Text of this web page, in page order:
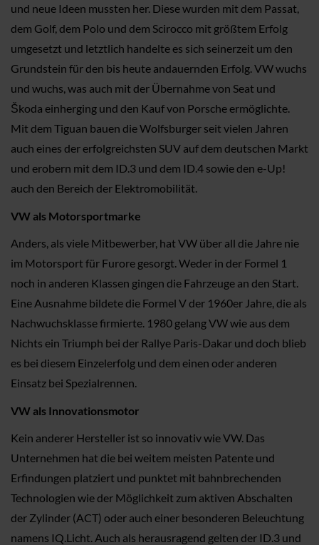
und neue Ideen mussten her. Diese wurden mit dem Passat,
dem Golf, dem Polo und dem Scirocco mit größtem Erfolg
umgesetzt und letztlich handelte es sich seinerzeit um den
Grundstein für den bis heute andauernden Erfolg. VW wuchs
und wuchs, was auch mit der Übernahme von Seat und
Škoda einherging und den Kauf von Porsche ermöglichte.
Mit dem Tiguan bauen die Wolfsburger seit vielen Jahren
auch eines der erfolgreichsten SUV auf dem deutschen Markt
und erobern mit dem ID.3 und dem ID.4 sowie den e-Up!
auch den Bereich der Elektromobilität.
VW als Motorsportmarke
Anders, als viele Mitbewerber, hat VW über all die Jahre nie
im Motorsport für Furore gesorgt. Weder in der Formel 1
noch in anderen Klassen gingen die Fahrzeuge an den Start.
Eine Ausnahme bildete die Formel V der 1960er Jahre, die als
Nachwuchsklasse firmierte. 1980 gelang VW wie aus dem
Nichts ein Triumph bei der Rallye Paris-Dakar und doch blieb
es bei diesem Einzelerfolg und dem einen oder anderen
Einsatz bei Spezialrennen.
VW als Innovationsmotor
Kein anderer Hersteller ist so innovativ wie VW. Das
Unternehmen hat die bei weitem meisten Patente und
Erfindungen platziert und punktet mit bahnbrechenden
Technologien wie der Möglichkeit zum aktiven Abschalten
der Zylinder (ACT) oder auch einer besonderen Beleuchtung
namens IQ.Licht. Auch als herausragend gelten der ID.3 und